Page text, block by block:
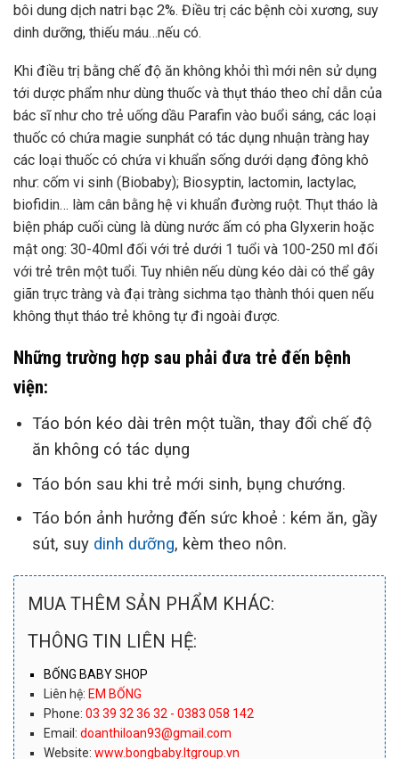
bôi dung dịch natri bạc 2%. Điều trị các bệnh còi xương, suy
dinh dưỡng, thiếu máu…nếu có.
Khi điều trị bằng chế độ ăn không khỏi thì mới nên sử dụng
tới dược phẩm như dùng thuốc và thụt tháo theo chỉ dẫn của
bác sĩ như cho trẻ uống dầu Parafin vào buổi sáng, các loại
thuốc có chứa magie sunphát có tác dụng nhuận tràng hay
các loại thuốc có chứa vi khuẩn sống dưới dạng đông khô
như: cốm vi sinh (Biobaby); Biosyptin, lactomin, lactylac,
biofidin… làm cân bằng hệ vi khuẩn đường ruột. Thụt tháo là
biện pháp cuối cùng là dùng nước ấm có pha Glyxerin hoặc
mật ong: 30-40ml đối với trẻ dưới 1 tuổi và 100-250 ml đối
với trẻ trên một tuổi. Tuy nhiên nếu dùng kéo dài có thể gây
giãn trực tràng và đại tràng sichma tạo thành thói quen nếu
không thụt tháo trẻ không tự đi ngoài được.
Những trường hợp sau phải đưa trẻ đến bệnh
viện:
Táo bón kéo dài trên một tuần, thay đổi chế độ
ăn không có tác dụng
Táo bón sau khi trẻ mới sinh, bụng chướng.
Táo bón ảnh hưởng đến sức khoẻ : kém ăn, gầy
sút, suy dinh dưỡng, kèm theo nôn.
MUA THÊM SẢN PHẨM KHÁC:
THÔNG TIN LIÊN HỆ:
BỐNG BABY SHOP
Liên hệ: EM BỐNG
Phone: 03 39 32 36 32 - 0383 058 142
Email: doanthiloan93@gmail.com
Website: www.bongbaby.ltgroup.vn